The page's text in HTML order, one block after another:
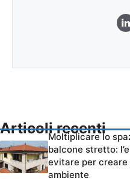
Articoli recenti
Moltiplicare lo
balcone stretto:
evitare per creare
ambiente